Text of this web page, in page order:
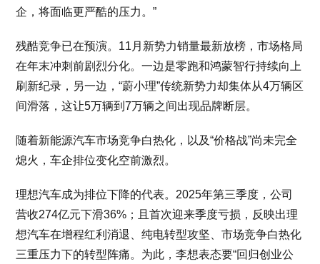
企，将面临更严酷的压力。”
残酷竞争已在预演。11月新势力销量最新放榜，市场格局
在年末冲刺前剧烈分化。一边是零跑和鸿蒙智行持续向上
刷新纪录，另一边，“蔚小理”传统新势力却集体从4万辆区
间滑落，这让5万辆到7万辆之间出现品牌断层。
随着新能源汽车市场竞争白热化，以及“价格战”尚未完全
熄火，车企排位变化空前激烈。
理想汽车成为排位下降的代表。2025年第三季度，公司
营收274亿元下滑36%；且首次迎来季度亏损，反映出理
想汽车在增程红利消退、纯电转型攻坚、市场竞争白热化
三重压力下的转型阵痛。为此，李想表态要“回归创业公